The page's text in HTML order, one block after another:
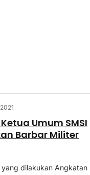
Barbar Militer
yang dilakukan Angkatan